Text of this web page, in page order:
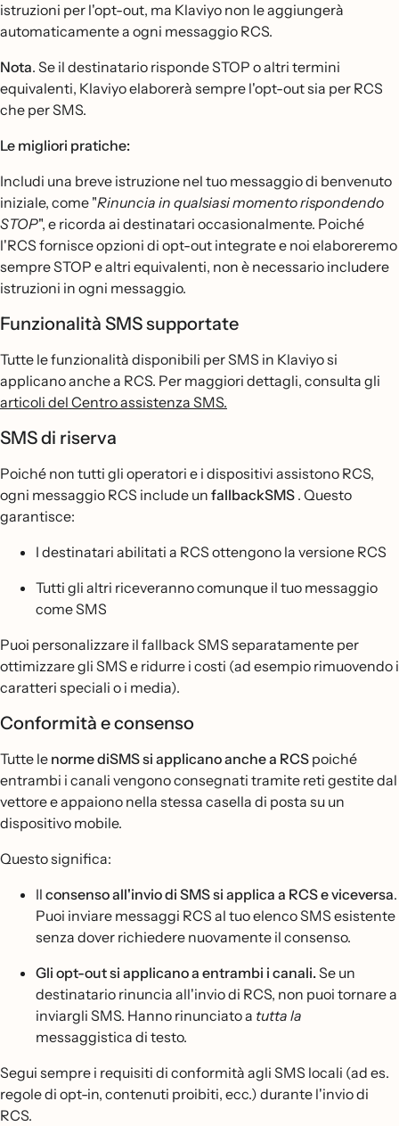
istruzioni per l'opt-out, ma Klaviyo non le aggiungerà
automaticamente a ogni messaggio RCS.
Nota. Se il destinatario risponde STOP o altri termini
equivalenti, Klaviyo elaborerà sempre l'opt-out sia per RCS
che per SMS.
Le migliori pratiche:
Includi una breve istruzione nel tuo messaggio di benvenuto
iniziale, come "Rinuncia in qualsiasi momento rispondendo
STOP", e ricorda ai destinatari occasionalmente. Poiché
l'RCS fornisce opzioni di opt-out integrate e noi elaboreremo
sempre STOP e altri equivalenti, non è necessario includere
istruzioni in ogni messaggio.
Funzionalità SMS supportate
Tutte le funzionalità disponibili per SMS in Klaviyo si
applicano anche a RCS. Per maggiori dettagli, consulta gli
articoli del Centro assistenza SMS.
SMS di riserva
Poiché non tutti gli operatori e i dispositivi assistono RCS,
ogni messaggio RCS include un fallbackSMS . Questo
garantisce:
I destinatari abilitati a RCS ottengono la versione RCS
Tutti gli altri riceveranno comunque il tuo messaggio
come SMS
Puoi personalizzare il fallback SMS separatamente per
ottimizzare gli SMS e ridurre i costi (ad esempio rimuovendo i
caratteri speciali o i media).
Conformità e consenso
Tutte le norme diSMS si applicano anche a RCS poiché
entrambi i canali vengono consegnati tramite reti gestite dal
vettore e appaiono nella stessa casella di posta su un
dispositivo mobile.
Questo significa:
Il consenso all'invio di SMS si applica a RCS e viceversa.
Puoi inviare messaggi RCS al tuo elenco SMS esistente
senza dover richiedere nuovamente il consenso.
Gli opt-out si applicano a entrambi i canali.Se un
destinatario rinuncia all'invio di RCS, non puoi tornare a
inviargli SMS. Hanno rinunciato a tutta la
messaggistica di testo.
Segui sempre i requisiti di conformità agli SMS locali (ad es.
regole di opt-in, contenuti proibiti, ecc.) durante l'invio di
RCS.